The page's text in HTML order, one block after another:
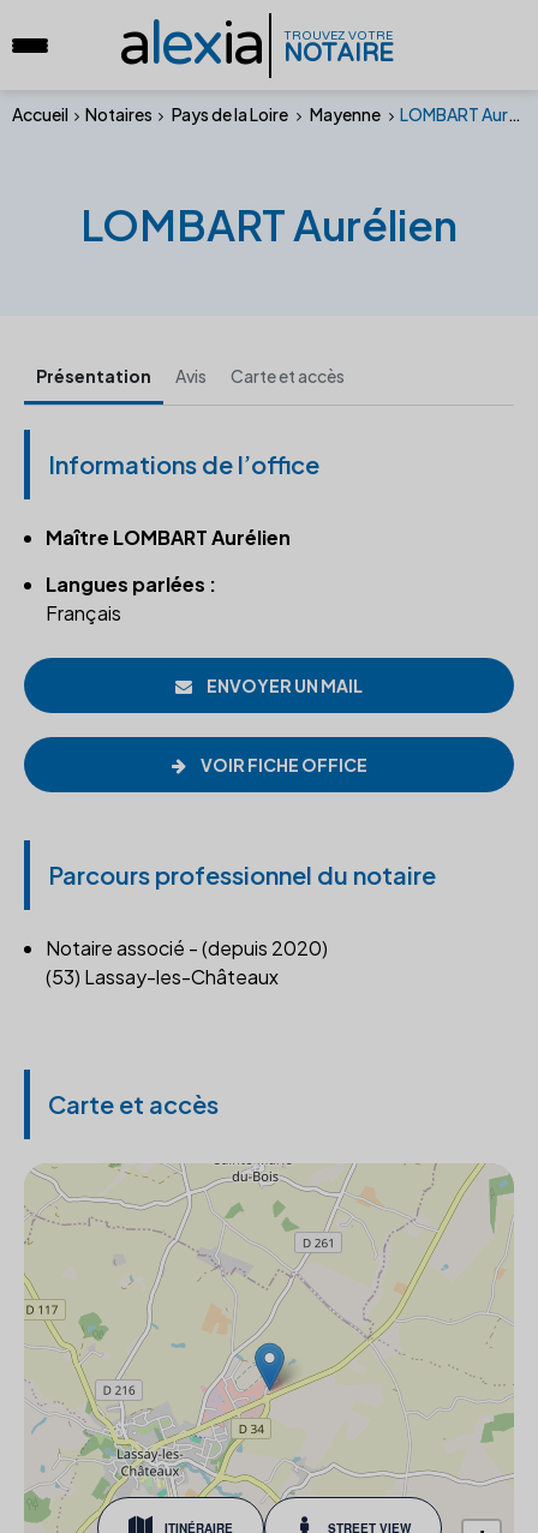
alexia TROUVEZ VOTRE
NOTAIRE
Accueil Notaires Pays de la Loire Mayenne LOMBART Aurélien
LOMBART Aurélien
Présentation Avis Carte et accès
Informations de l’office
Maître LOMBART Aurélien
Langues parlées :
Français
ENVOYER UN MAIL
VOIR FICHE OFFICE
Parcours professionnel du notaire
Notaire associé - (depuis 2020)
(53) Lassay-les-Châteaux
Carte et accès
ITINÉRAIRE STREET VIEW